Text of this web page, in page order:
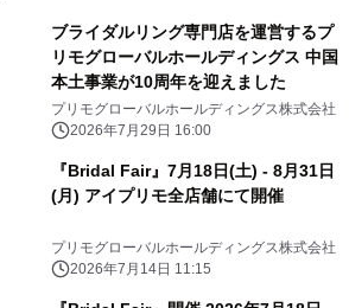
ブライダルリング専門店を運営するプ
リモグローバルホールディングス 中国
本土事業が10周年を迎えました
プリモグローバルホールディングス株式会社
2026年7月29日 16:00
『Bridal Fair』7月18日(土) - 8月31日
(月) アイプリモ全店舗にて開催
プリモグローバルホールディングス株式会社
2026年7月14日 11:15